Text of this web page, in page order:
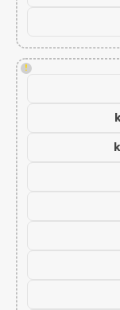
!